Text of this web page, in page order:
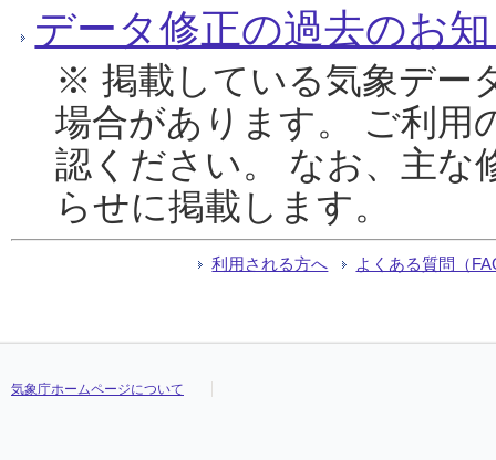
データ修正の過去のお
※ 掲載している気象デー
場合があります。 ご利用
認ください。 なお、主な
らせに掲載します。
利用される方へ よくある質問（
気象庁ホームページについて